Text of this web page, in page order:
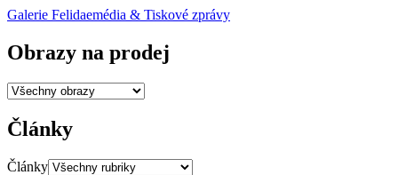
Galerie Felidaemédia & Tiskové zprávy
Obrazy na prodej
Články
Články